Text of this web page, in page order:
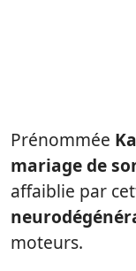
Prénommée
mariage de
affaiblie par
moteurs.